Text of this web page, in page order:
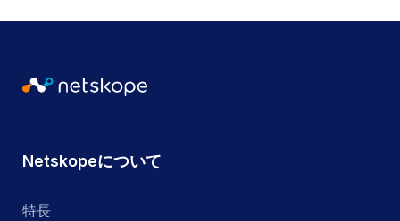
Netskopeについて
特長